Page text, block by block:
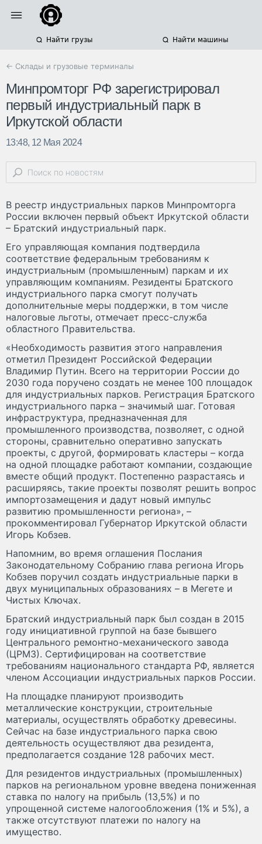
Найти грузы Найти машины
← Склады и грузовые терминалы
Минпромторг РФ зарегистрировал
первый индустриальный парк в
Иркутской области
13:48, 12 Мая 2024
В реестр индустриальных парков Минпромторга
России включен первый объект Иркутской области
– Братский индустриальный парк.
Его управляющая компания подтвердила
соответствие федеральным требованиям к
индустриальным (промышленным) паркам и их
управляющим компаниям. Резиденты Братского
индустриального парка смогут получать
дополнительные меры поддержки, в том числе
налоговые льготы, отмечает пресс-служба
областного Правительства.
«Необходимость развития этого направления
отметил Президент Российской Федерации
Владимир Путин. Всего на территории России до
2030 года поручено создать не менее 100 площадок
для индустриальных парков. Регистрация Братского
индустриального парка – значимый шаг. Готовая
инфраструктура, предназначенная для
промышленного производства, позволяет, с одной
стороны, сравнительно оперативно запускать
проекты, с другой, формировать кластеры – когда
на одной площадке работают компании, создающие
вместе общий продукт. Постепенно разрастаясь и
расширяясь, такие проекты позволят решить вопрос
импортозамещения и дадут новый импульс
развитию промышленности региона», –
прокомментировал Губернатор Иркутской области
Игорь Кобзев.
Напомним, во время оглашения Послания
Законодательному Собранию глава региона Игорь
Кобзев поручил создать индустриальные парки в
двух муниципальных образованиях – в Мегете и
Чистых Ключах.
Братский индустриальный парк был создан в 2015
году инициативной группой на базе бывшего
Центрального ремонтно-механического завода
(ЦРМЗ). Сертифицирован на соответствие
требованиям национального стандарта РФ, является
членом Ассоциации индустриальных парков России.
На площадке планируют производить
металлические конструкции, строительные
материалы, осуществлять обработку древесины.
Сейчас на базе индустриального парка свою
деятельность осуществляют два резидента,
предполагается создание 128 рабочих мест.
Для резидентов индустриальных (промышленных)
парков на региональном уровне введена пониженная
ставка по налогу на прибыль (13,5%) и по
упрощенной системе налогообложения (1% и 5%), а
также отсутствуют платежи по налогу на
имущество.